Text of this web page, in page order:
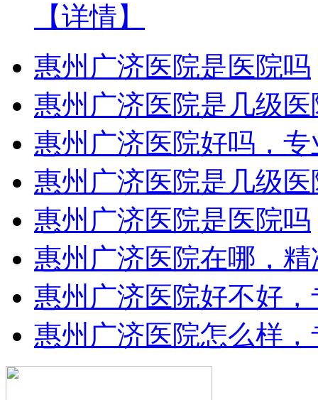
【详情】
惠州广济医院是医院吗
惠州广济医院是几级医
惠州广济医院好吗，专
惠州广济医院是几级医
惠州广济医院是医院吗
惠州广济医院在哪，精
惠州广济医院好不好，
惠州广济医院怎么样，